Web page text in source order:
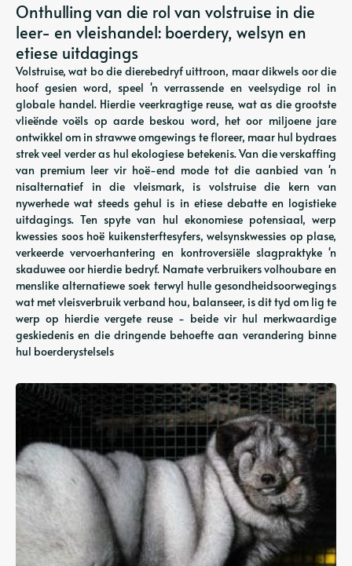
Onthulling van die rol van volstruise in die
leer- en vleishandel: boerdery, welsyn en
etiese uitdagings
Volstruise, wat bo die dierebedryf uittroon, maar dikwels oor die
hoof gesien word, speel 'n verrassende en veelsydige rol in
globale handel. Hierdie veerkragtige reuse, wat as die grootste
vlieënde voëls op aarde beskou word, het oor miljoene jare
ontwikkel om in strawwe omgewings te floreer, maar hul bydraes
strek veel verder as hul ekologiese betekenis. Van die verskaffing
van premium leer vir hoë-end mode tot die aanbied van 'n
nisalternatief in die vleismark, is volstruise die kern van
nywerhede wat steeds gehul is in etiese debatte en logistieke
uitdagings. Ten spyte van hul ekonomiese potensiaal, werp
kwessies soos hoë kuikensterftesyfers, welsynskwessies op plase,
verkeerde vervoerhantering en kontroversiële slagpraktyke 'n
skaduwee oor hierdie bedryf. Namate verbruikers volhoubare en
menslike alternatiewe soek terwyl hulle gesondheidsoorwegings
wat met vleisverbruik verband hou, balanseer, is dit tyd om lig te
werp op hierdie vergete reuse - beide vir hul merkwaardige
geskiedenis en die dringende behoefte aan verandering binne
hul boerderystelsels